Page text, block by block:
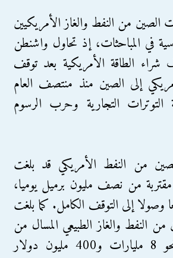
الصين من النفط والغاز الأمريكيين
في المباحثات، إذ تحاول واشنطن
شراء الطاقة الأمريكية بعد توقف
إلى الصين منذ منتصف العام
التوترات التجارية وحرب الرسوم
من النفط الأمريكي قد بلغت
ذروتها عام 2023 مقتربة من نصف مليون برميل يوميا،
وصولا إلى التوقف الكامل. كما بلغت
النفط والغاز الطبيعي المسال من
الولايات المتحدة نحو 8 مليارات و400 مليون دولار